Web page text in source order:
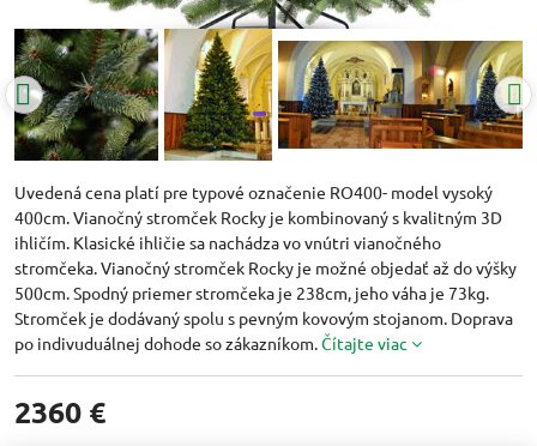
Uvedená cena platí pre typové označenie RO400- model vysoký
400cm. Vianočný stromček Rocky je kombinovaný s kvalitným 3D
ihličím. Klasické ihličie sa nachádza vo vnútri vianočného
stromčeka. Vianočný stromček Rocky je možné objedať až do výšky
500cm. Spodný priemer stromčeka je 238cm, jeho váha je 73kg.
Stromček je dodávaný spolu s pevným kovovým stojanom. Doprava
po indivuduálnej dohode so zákazníkom.Čítajte viac
2360 €